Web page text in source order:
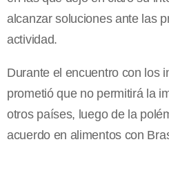
alcanzar soluciones ante las
actividad.
Durante el encuentro con los
prometió que no permitirá la
otros países, luego de la
acuerdo en alimentos con